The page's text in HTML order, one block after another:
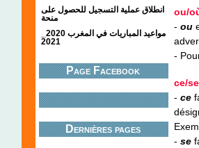
انطلاق عملية التسجيل للحصول على
منحة
2021
Page Facebook
Dernières pages
ou/
- ou
-
ce/se
- ce
- se